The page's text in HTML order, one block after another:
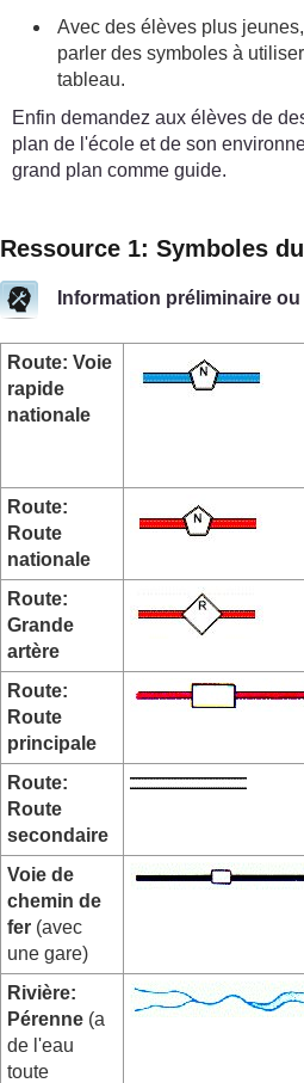
Avec des élèves plus
parler des symboles à
tableau.
Enfin demandez aux élèves de
plan de l'école et de son
grand plan comme guide.
Ressource 1: Symboles
Information préliminaire
Route: Voie
rapide
nationale
Route:
Route
nationale
Route:
Grande
artère
Route:
Route
principale
Route:
Route
secondaire
Voie de
chemin de
fer (avec
une gare)
Rivière:
Pérenne (a
de l'eau
toute